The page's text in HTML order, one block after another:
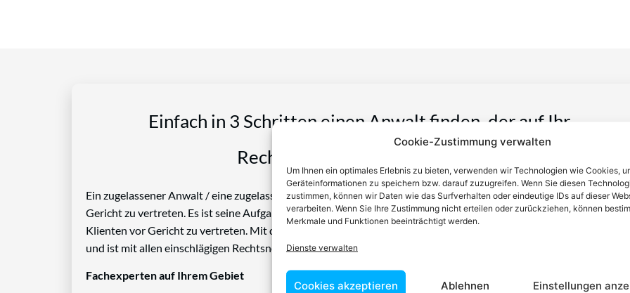
Cookie-Zustimmung verwalten
Um Ihnen ein optimales Erlebnis zu bieten, verwenden wir Technologien wie Cookies,
Geräteinformationen zu speichern bzw. darauf zuzugreifen. Wenn Sie diesen
zustimmen, können wir Daten wie das Surfverhalten oder eindeutige IDs auf dieser
verarbeiten. Wenn Sie Ihre Zustimmung nicht erteilen oder zurückziehen, können
Merkmale und Funktionen beeinträchtigt werden.
Dienste verwalten
Cookies akzeptieren Ablehnen Einstellungen
Einfach in 3 Schritten einen Anwalt finden, der auf Ihr
Rechtsproblem spezialisiert ist
Ein zugelassener Anwalt / eine zugelassen Anwältin ist dafür da, über Rechtsfragen zu beraten und Klienten vor
Gericht zu vertreten. Es ist seine Aufgabe, Dienstleistungen im Bereich der Rechtsberatung zu erbringen und
Klienten vor Gericht zu vertreten. Mit diesem Wissen kennt er alle relevanten Herausforderungen dieses Systems
und ist mit allen einschlägigen Rechtsnormen vertraut.
Fachexperten auf Ihrem Gebiet